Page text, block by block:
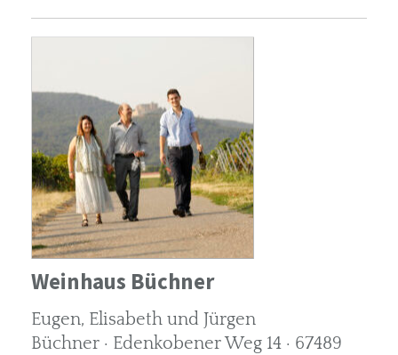
Weinhaus Büchner
Eugen, Elisabeth und Jürgen
Büchner · Edenkobener Weg 14 · 67489